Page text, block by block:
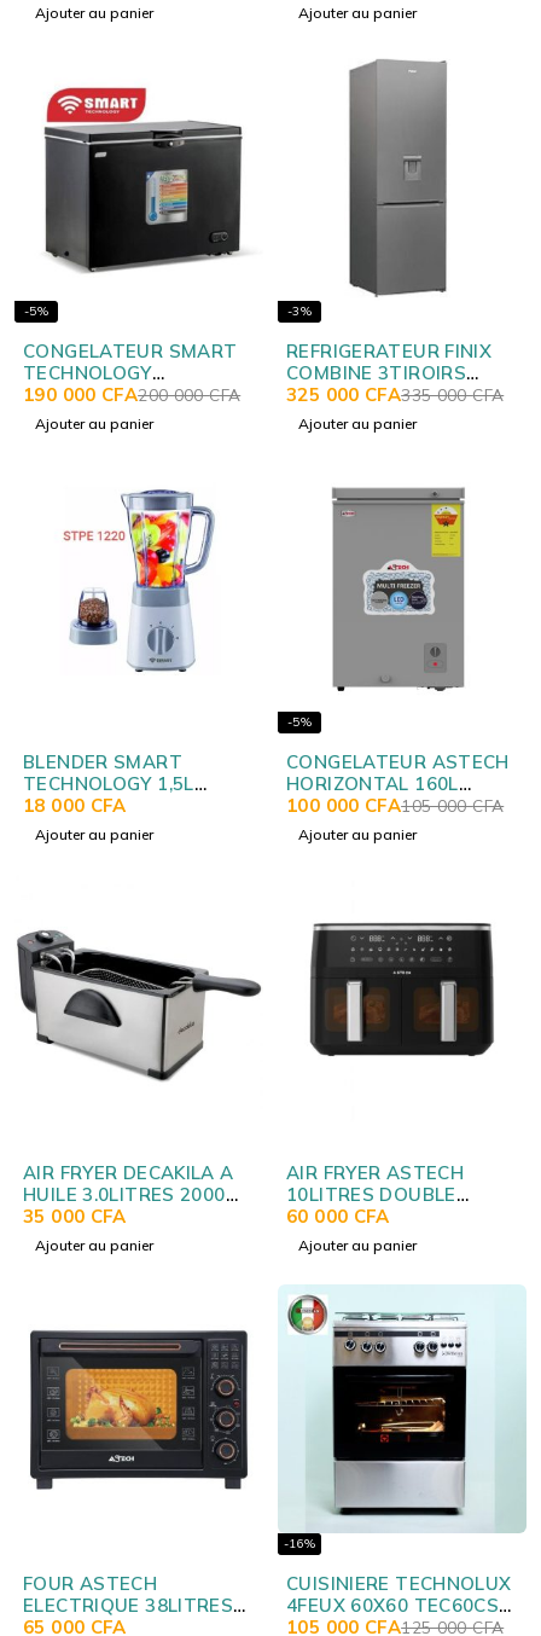
Ajouter au panier Ajouter au panier
-5%
CONGELATEUR SMART
TECHNOLOGY
HORIZONTAL 280LITRES
NOIR STCC327B
200 000CFA
190 000 CFA
Ajouter au panier
-3%
REFRIGERATEUR FINIX
COMBINE 3TIROIRS
468LITRES + DIST D'EAU
GRIS GT/SN 383W
335 000CFA
325 000 CFA
Ajouter au panier
BLENDER SMART
TECHNOLOGY 1,5L
STPE1220
18 000 CFA
Ajouter au panier
-5%
CONGELATEUR ASTECH
HORIZONTAL 160L
SILVER CH160IG105 000CFA
100 000 CFA
Ajouter au panier
AIR FRYER DECAKILA A
HUILE 3.0LITRES 2000W
KEEC056M
35 000 CFA
Ajouter au panier
AIR FRYER ASTECH
10LITRES DOUBLE
COMPARTIMENT
AF010BXB
60 000 CFA
Ajouter au panier
FOUR ASTECH
ELECTRIQUE 38LITRES
NOIR FO38IGDL
65 000 CFA
-16%
CUISINIERE TECHNOLUX
4FEUX 60X60 TEC60CS
NEW
125 000CFA
105 000 CFA